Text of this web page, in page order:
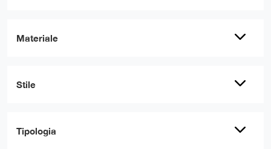
Materiale
Stile
Tipologia